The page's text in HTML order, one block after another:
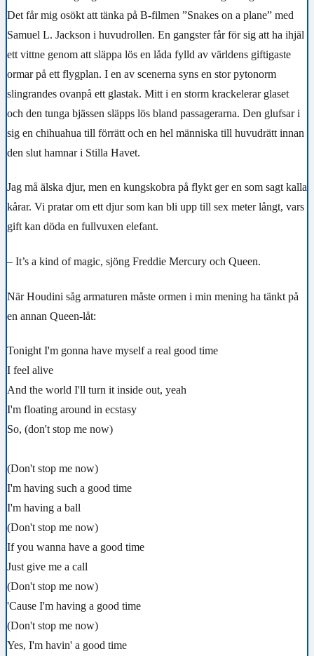
Det får mig osökt att tänka på B-filmen ”Snakes on a plane” med
Samuel L. Jackson i huvudrollen. En gangster får för sig att ha ihjäl
ett vittne genom att släppa lös en låda fylld av världens giftigaste
ormar på ett flygplan. I en av scenerna syns en stor pytonorm
slingrandes ovanpå ett glastak. Mitt i en storm krackelerar glaset
och den tunga bjässen släpps lös bland passagerarna. Den glufsar i
sig en chihuahua till förrätt och en hel människa till huvudrätt innan
den slut hamnar i Stilla Havet.
Jag må älska djur, men en kungskobra på flykt ger en som sagt kalla
kårar. Vi pratar om ett djur som kan bli upp till sex meter långt, vars
gift kan döda en fullvuxen elefant.
– It’s a kind of magic, sjöng Freddie Mercury och Queen.
När Houdini såg armaturen måste ormen i min mening ha tänkt på
en annan Queen-låt:
Tonight I'm gonna have myself a real good time
I feel alive
And the world I'll turn it inside out, yeah
I'm floating around in ecstasy
So, (don't stop me now)
(Don't stop me now)
I'm having such a good time
I'm having a ball
(Don't stop me now)
If you wanna have a good time
Just give me a call
(Don't stop me now)
'Cause I'm having a good time
(Don't stop me now)
Yes, I'm havin' a good time